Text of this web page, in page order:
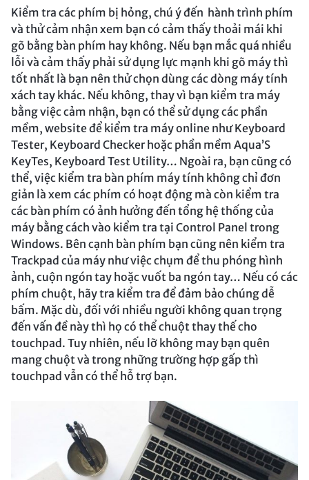
Kiểm tra các phím bị hỏng, chú ý đến hành trình phím
và thử cảm nhận xem bạn có cảm thấy thoải mái khi
gõ bằng bàn phím hay không. Nếu bạn mắc quá nhiều
lỗi và cảm thấy phải sử dụng lực mạnh khi gõ máy thì
tốt nhất là bạn nên thử chọn dùng các dòng máy tính
xách tay khác. Nếu không, thay vì bạn kiểm tra máy
bằng việc cảm nhận, bạn có thể sử dụng các phần
mềm, website để kiểm tra máy online như Keyboard
Tester, Keyboard Checker hoặc phần mềm Aqua’S
KeyTes, Keyboard Test Utility… Ngoài ra, bạn cũng có
thể, việc kiểm tra bàn phím máy tính không chỉ đơn
giản là xem các phím có hoạt động mà còn kiểm tra
các bàn phím có ảnh hưởng đến tổng hệ thống của
máy bằng cách vào kiểm tra tại Control Panel trong
Windows. Bên cạnh bàn phím bạn cũng nên kiểm tra
Trackpad của máy như việc chụm để thu phóng hình
ảnh, cuộn ngón tay hoặc vuốt ba ngón tay… Nếu có các
phím chuột, hãy tra kiểm tra để đảm bảo chúng dễ
bấm. Mặc dù, đối với nhiều người không quan trọng
đến vấn đề này thì họ có thể chuột thay thế cho
touchpad. Tuy nhiên, nếu lỡ không may bạn quên
mang chuột và trong những trường hợp gấp thì
touchpad vẫn có thể hỗ trợ bạn.